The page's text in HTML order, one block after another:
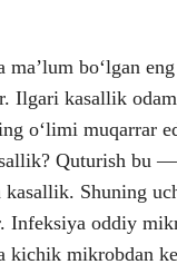
maʼlum boʻlgan
Ilgari kasallik
oʻlimi muqarrar
Quturish bu
kasallik. Shuning
Infeksiya oddiy
kichik mikrobdan